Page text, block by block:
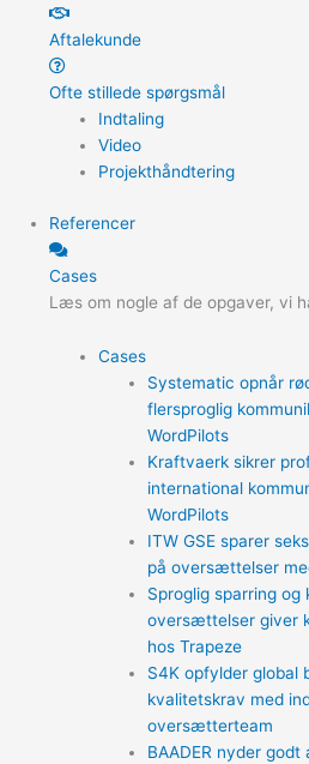
Aftalekunde
Ofte stillede spørgsmål
Indtaling
Video
Projekthåndtering
Referencer
Cases
Læs om nogle af de opgaver, vi
Cases
Systematic opnår
flersproglig
WordPilots
Kraftvaerk sikrer
international
WordPilots
ITW GSE sparer
på oversættelser
Sproglig sparring og
oversættelser giver
hos Trapeze
S4K opfylder global
kvalitetskrav med
oversætterteam
BAADER nyder